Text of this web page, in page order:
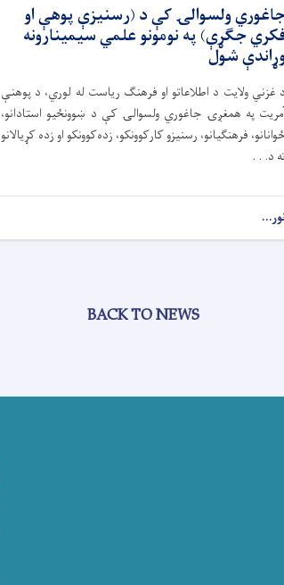
ولسوالۍ کې د (رسنیزې پوهې او
جګړې) په نومونو علمي سیمینارونه
وړاندې شول
د غزني ولایت د اطلاعاتو او فرهنګ ریاست له لوري، د پوهنې
په همغږۍ جاغوري ولسوالۍ کې د ښوونځیو استادانو،
فرهنګیانو، رسنیزو کارکوونکو، زده‌کوونکو او زده کړیالانو
د. . .
BACK TO NEWS